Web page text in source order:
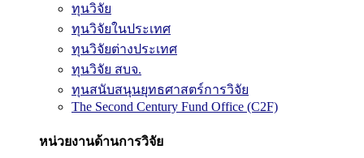
ทุนวิจัย
ทุนวิจัยในประเทศ
ทุนวิจัยต่างประเทศ
ทุนวิจัย สบจ.
ทุนสนับสนุนยุทธศาสตร์การวิจัย
The Second Century Fund Office (C2F)
หน่วยงานด้านการวิจัย